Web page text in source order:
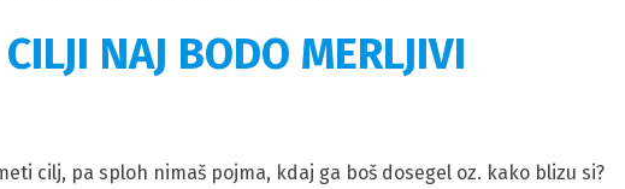
CILJI NAJ BODO MERLJIVI
cilj, pa sploh nimaš pojma, kdaj ga boš dosegel oz. kako blizu si?